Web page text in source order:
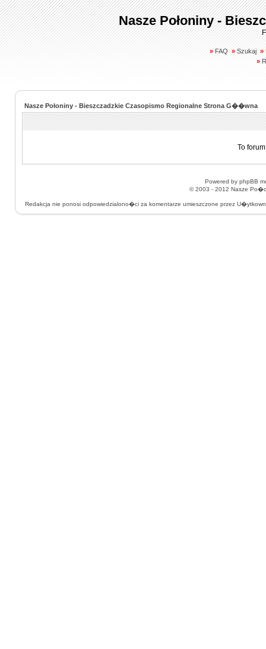
Nasze Połoniny -
» FAQ » Szukaj »
»
Nasze Połoniny - Bieszczadzkie Czasopismo Regionalne Strona G��wna
To
Powered by phpBB
© 2003 - 2012 Nasze
Redakcja nie ponosi odpowiedzialono�ci za komentarze umieszczone przez